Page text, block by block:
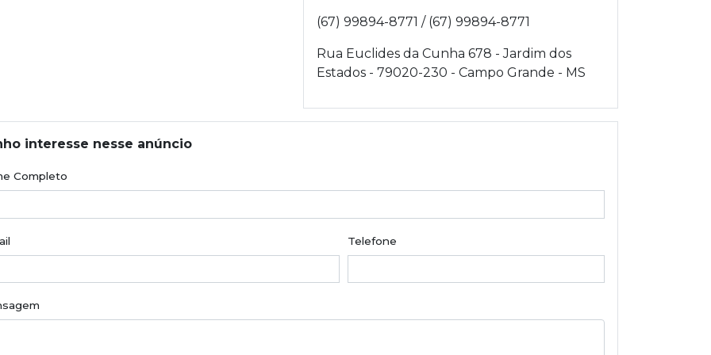
(67) 99894-8771 / (67) 99894-8771
Rua Euclides da Cunha 678 - Jardim dos
Estados - 79020-230 - Campo Grande - MS
interesse nesse anúncio
Completo
Telefone